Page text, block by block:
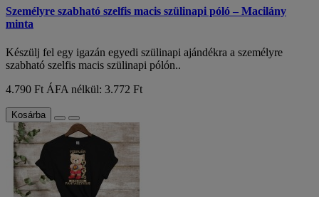
Személyre szabható szelfis macis szülinapi póló – Macilány
minta
Készülj fel egy igazán egyedi szülinapi ajándékra a személyre
szabható szelfis macis szülinapi pólón..
4.790 Ft ÁFA nélkül: 3.772 Ft
Kosárba